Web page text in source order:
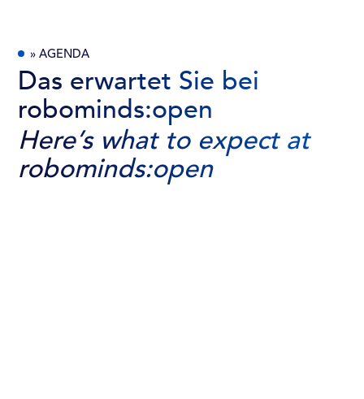
» AGENDA
Das erwartet Sie bei
robominds:open
Here’s what to expect at
robominds:open